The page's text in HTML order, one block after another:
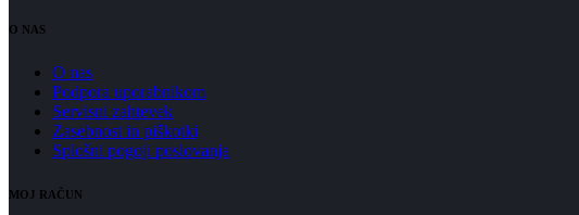
O NAS
O nas
Podpora uporabnikom
Servisni zahtevek
Zasebnost in piškotki
Splošni pogoji poslovanja
MOJ RAČUN